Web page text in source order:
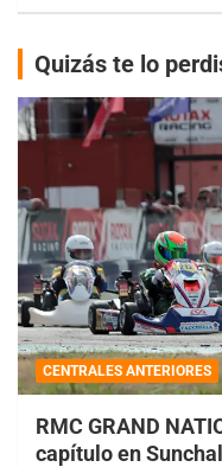
Quizás te lo
CENTRALES ANTERIORES
RMC GRAND
capítulo en